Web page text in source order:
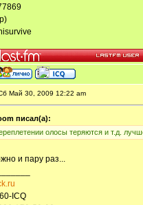
Май 30, 2009 12:22 am
писал(а):
олосы теряются и т.д.
и пару раз...
ICQ